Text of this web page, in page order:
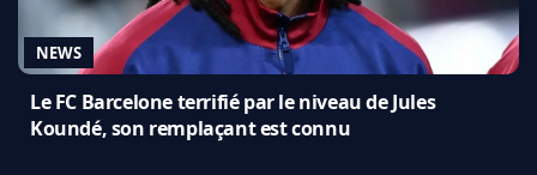
NEWS
Le FC Barcelone terrifié par le niveau de Jules
Koundé, son remplaçant est connu